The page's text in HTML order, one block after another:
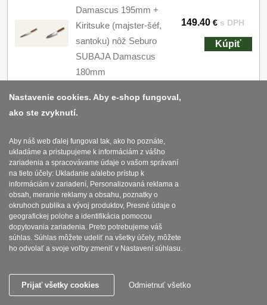
Damascus 195mm +
Kiritsuke (majster-šéf,
santoku) nôž Seburo
SUBAJA Damascus
180mm
149.40 € s DPH
Kúpiť
univerzálny nôž Seburo
SUBAJA Damascus
130mm + Kiritsuke
(majster-šéf, santoku)
nôž Seburo SUBAJA
Damascus 180mm
NA SKLADE
univerzálny nôž Seburo
Nastavenie cookies. Aby e-shop fungoval,
ako ste zvyknutí.
Aby náš web ďalej fungoval tak, ako ho poznáte,
ukladáme a pristupujeme k informáciám z vášho
zariadenia a spracovávame údaje o vašom správaní
na tieto účely: Ukladanie a/alebo prístup k
informáciám v zariadení, Personalizovaná reklama a
obsah, meranie reklamy a obsahu, poznatky o
okruhoch publika a vývoj produktov, Presné údaje o
geografickej polohe a identifikácia pomocou
dopytovania zariadenia. Preto potrebujeme váš
súhlas. Súhlas môžete udeliť na všetky účely, môžete
ho odvolať a svoje voľby zmeniť v Nastavení súhlasu.
Prijať všetky cookies Odmietnuť všetko